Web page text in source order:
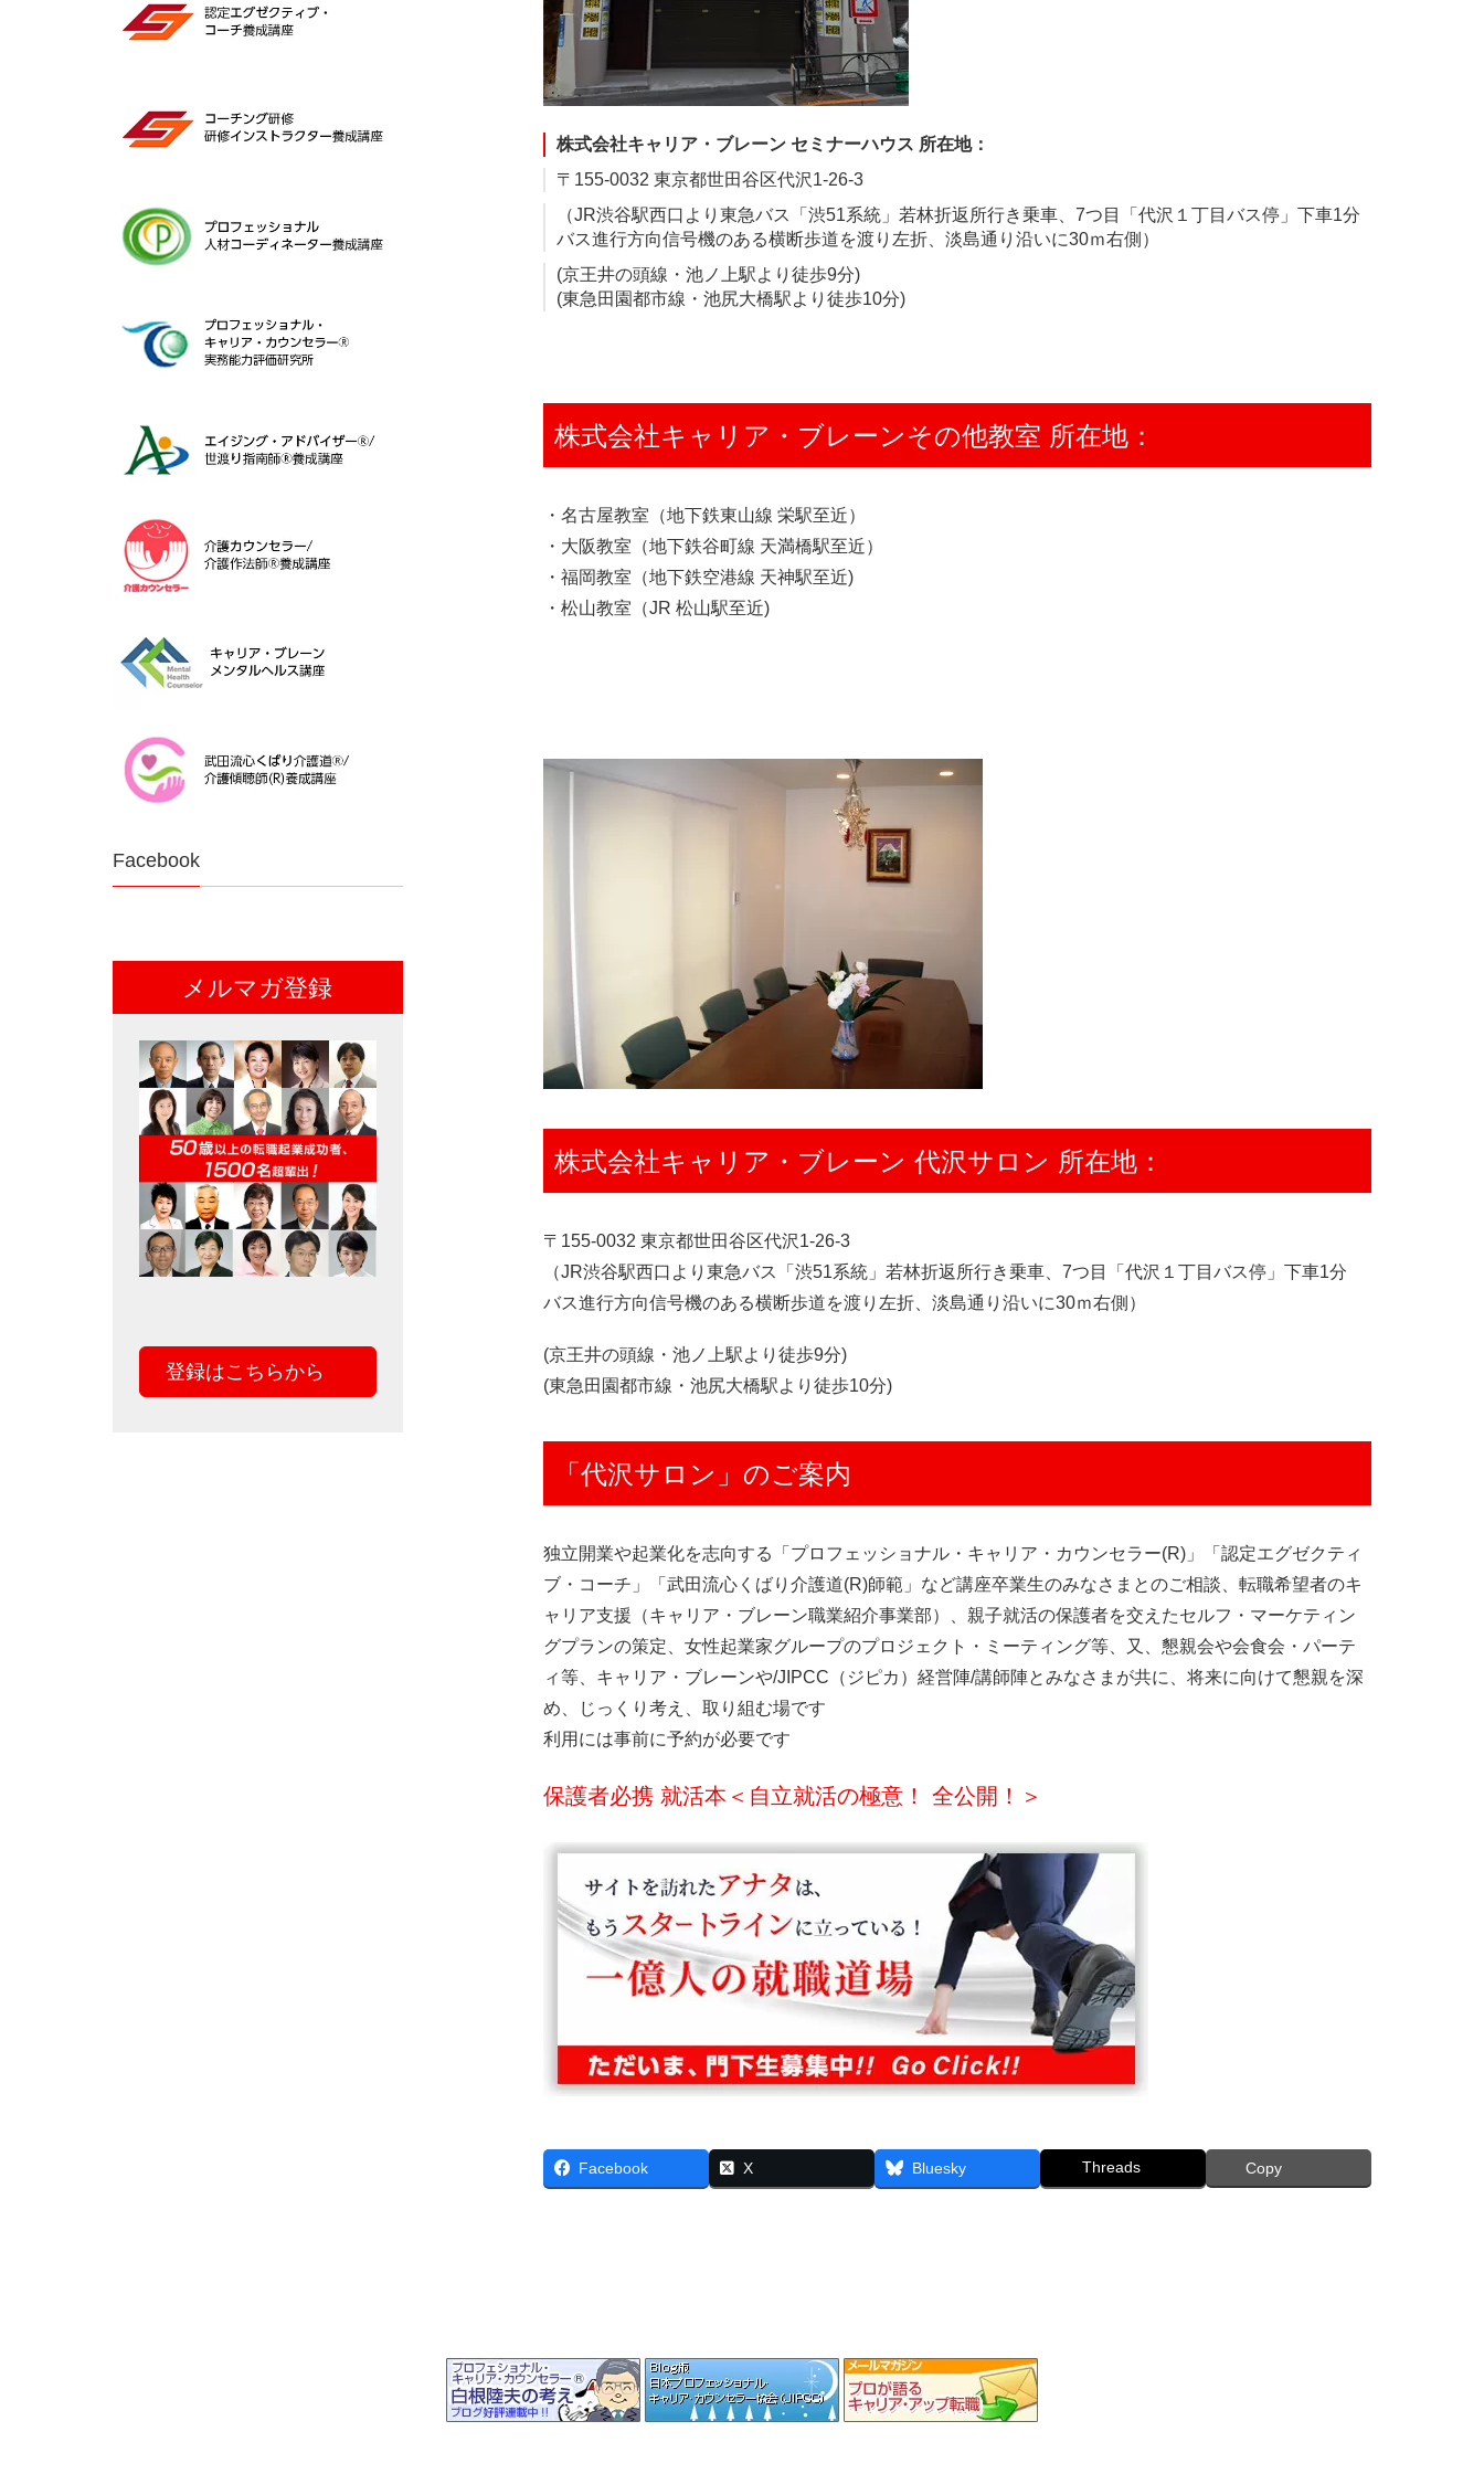
株式会社キャリア・ブレーン セミナーハウス 所在地：
〒155-0032 東京都世田谷区代沢1-26-3
（JR渋谷駅西口より東急バス「渋51系統」若林折返所行き乗車、7つ目「代沢１丁目バス停」下車1分
バス進行方向信号機のある横断歩道を渡り左折、淡島通り沿いに30ｍ右側）
(京王井の頭線・池ノ上駅より徒歩9分)
(東急田園都市線・池尻大橋駅より徒歩10分)
株式会社キャリア・ブレーンその他教室 所在地：
・名古屋教室（地下鉄東山線 栄駅至近）
・大阪教室（地下鉄谷町線 天満橋駅至近）
・福岡教室（地下鉄空港線 天神駅至近)
・松山教室（JR 松山駅至近)
株式会社キャリア・ブレーン 代沢サロン 所在地：
〒155-0032 東京都世田谷区代沢1-26-3
（JR渋谷駅西口より東急バス「渋51系統」若林折返所行き乗車、7つ目「代沢１丁目バス停」下車1分
バス進行方向信号機のある横断歩道を渡り左折、淡島通り沿いに30ｍ右側）
(京王井の頭線・池ノ上駅より徒歩9分)
(東急田園都市線・池尻大橋駅より徒歩10分)
「代沢サロン」のご案内
独立開業や起業化を志向する「プロフェッショナル・キャリア・カウンセラー(R)」「認定エグゼクティ
ブ・コーチ」「武田流心くばり介護道(R)師範」など講座卒業生のみなさまとのご相談、転職希望者のキ
ャリア支援（キャリア・ブレーン職業紹介事業部）、親子就活の保護者を交えたセルフ・マーケティン
グプランの策定、女性起業家グループのプロジェクト・ミーティング等、又、懇親会や会食会・パーテ
ィ等、キャリア・ブレーンや/JIPCC（ジピカ）経営陣/講師陣とみなさまが共に、将来に向けて懇親を深
め、じっくり考え、取り組む場です
利用には事前に予約が必要です
保護者必携 就活本＜自立就活の極意！ 全公開！＞
Facebook X Bluesky Threads Copy
Facebook
メルマガ登録
登録はこちらから